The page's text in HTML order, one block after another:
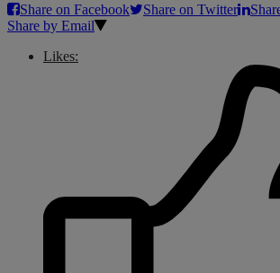
Share on Facebook
Share on Twitter
Share by Email
Likes: